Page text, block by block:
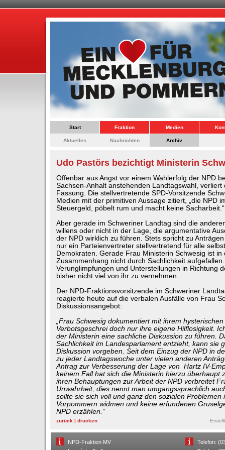
Start Fraktion Medien
Aktuelles Nachrichten Archiv
Udo Pastörs bezichtigt Ministerin
Offenbar aus Angst vor einem Wahlerfolg der NPD
Sachsen-Anhalt anstehenden Landtagswahl, verliert
Fassung. Die stellvertretende SPD-Vorsitzende
Medien mit der primitiven Aussage zitiert, „die NPD
Steuergeld, pöbelt rum und macht keine Sacharbeit.“
Aber gerade im Schweriner Landtag sind die
willens oder nicht in der Lage, die argumentative
der NPD wirklich zu führen. Stets spricht zu
nur ein Parteienvertreter stellvertretend für alle
Demokraten. Gerade Frau Ministerin Schwesig ist in
Zusammenhang nicht durch Sachlichkeit
Verunglimpfungen und Unterstellungen in Richtung
bisher nicht viel von ihr zu vernehmen.
Der NPD-Fraktionsvorsitzende im Schweriner
reagierte heute auf die verbalen Ausfälle von Frau
Diskussionsangebot:
„Frau Schwesig dokumentiert mit ihrem hysterischen
Verbotsgeschrei doch nur ihre eigene Hilflosigkeit.
der Ministerin eine sachliche Diskussion zu führen.
Sachlichkeit im Landesparlament entzieht, kann sie
Diskussion vorgeben. Seit dem Einzug der NPD in
zu jeder Landtagswoche unter vielen anderen
Antrag zur Verbesserung der Lage von Hartz IV-
keinem Fall hat sich die Ministerin hierzu überhaupt
ihren Behauptungen zur Arbeit der NPD verbreitet
Unwahrheit, dies nennt man umgangssprachlich
sollte sie sich voll und ganz den sozialen Problemen
Vorpommern widmen und keine erfundenen
NPD erzählen.“
zurück | drucken
NPD-Fraktion MV
Telefon: